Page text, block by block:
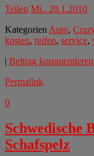
Teilen Mi.. 20.1.2010
Kategorien Auto,
kosten, reifen, service,
| Beitrag kommentieren
Permalink
0
Schwedische
Schafspelz